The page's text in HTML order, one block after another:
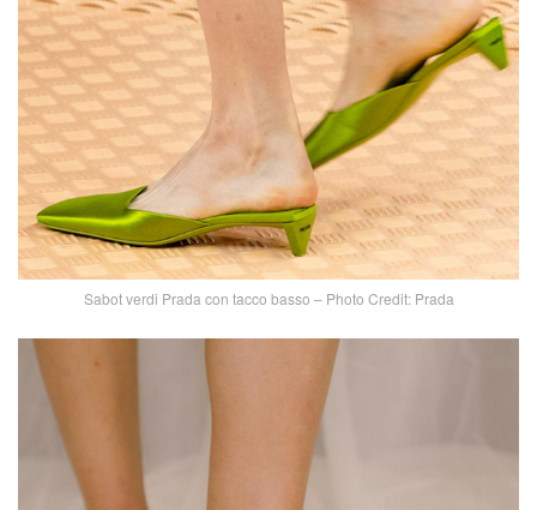
Sabot verdi Prada con tacco basso – Photo Credit: Prada